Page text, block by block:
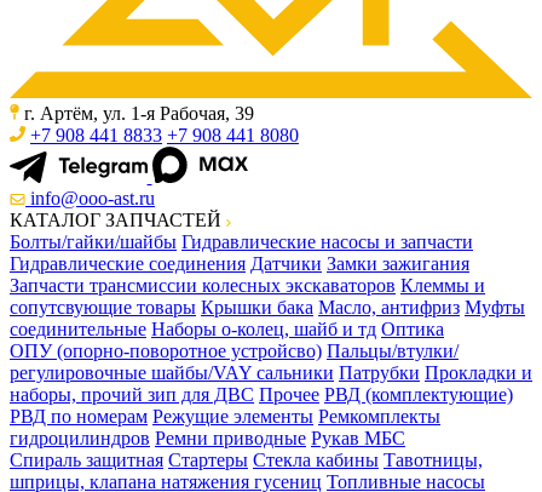
г. Артём, ул. 1-я Рабочая, 39
+7 908 441 8833 +7 908 441 8080
info@ooo-ast.ru
КАТАЛОГ ЗАПЧАСТЕЙ
Болты/гайки/шайбы Гидравлические насосы и запчасти
Гидравлические соединения Датчики Замки зажигания
Запчасти трансмиссии колесных экскаваторов Клеммы и
сопутсвующие товары Крышки бака Масло, антифриз Муфты
соединительные Наборы о-колец, шайб и тд Оптика
ОПУ (опорно-поворотное устройсво) Пальцы/втулки/
регулировочные шайбы/VAY сальники Патрубки Прокладки и
наборы, прочий зип для ДВС Прочее РВД (комплектующие)
РВД по номерам Режущие элементы Ремкомплекты
гидроцилиндров Ремни приводные Рукав МБС
Спираль защитная Стартеры Стекла кабины Тавотницы,
шприцы, клапана натяжения гусениц Топливные насосы